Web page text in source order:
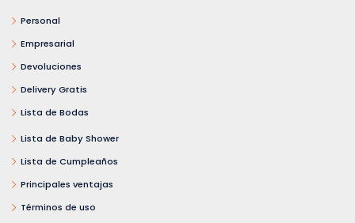
Personal
Empresarial
Devoluciones
Delivery Gratis
Lista de Bodas
Lista de Baby Shower
Lista de Cumpleaños
Principales ventajas
Términos de uso